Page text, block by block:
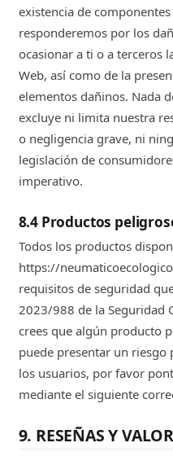
existencia de
responderemos por los
ocasionar a ti o a terceros
Web, así como de la
elementos dañinos. Nada
excluye ni limita nuestra
o negligencia grave, ni
legislación de
imperativo.
8.4 Productos
Todos los productos
https://
requisitos de seguridad
2023/988 de la Seguridad
crees que algún producto
puede presentar un riesgo
los usuarios, por favor
mediante el siguiente
9. RESEÑAS Y